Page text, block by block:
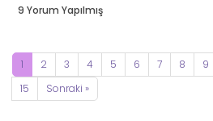
9 Yorum Yapılmış
1 2 3 4 5 6 7 8 9
15
Sonraki »